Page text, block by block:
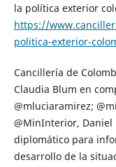
la política exterior
https://
politica-exterior-
Cancillería de
Claudia Blum en
@mluciaramirez;
@MinInterior, Daniel
diplomático para
desarrollo de la